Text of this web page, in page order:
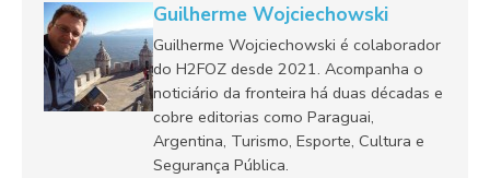
Guilherme Wojciechowski
Guilherme Wojciechowski é colaborador
do H2FOZ desde 2021. Acompanha o
noticiário da fronteira há duas décadas e
cobre editorias como Paraguai,
Argentina, Turismo, Esporte, Cultura e
Segurança Pública.